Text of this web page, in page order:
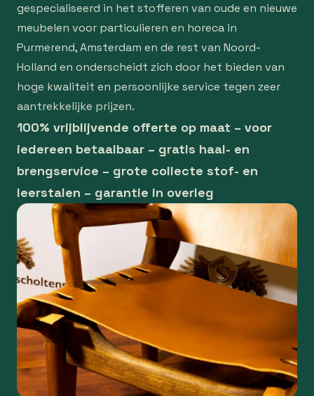
gespecialiseerd in het stofferen van oude en nieuwe
meubelen voor particulieren en horeca in
Purmerend, Amsterdam en de rest van Noord-
Holland en onderscheidt zich door het bieden van
hoge kwaliteit en persoonlijke service tegen zeer
aantrekkelijke prijzen.
100% vrijblijvende offerte op maat – voor
iedereen betaalbaar – gratis haal- en
brengservice – grote collecte stof- en
leerstalen – garantie in overleg